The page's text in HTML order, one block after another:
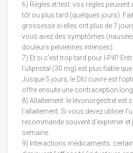
6) Règles et test: vos règles peuvent
tôt ou plus tard (quelques jours).
grossesse si elles ont plus de 7
vous avez des symptômes
douleurs pelviennes intenses).
7) Et si c’est trop tard pour I-Pill?
l’ulipristal (30 mg) est plus fiable
Jusque 5 jours, le DIU cuivre est
offre ensuite une contraception
8) Allaitement: le lévonorgestrel est
l’allaitement. Si vous devez utiliser
recommande souvent d’exprimer et
semaine.
9) Interactions médicaments: